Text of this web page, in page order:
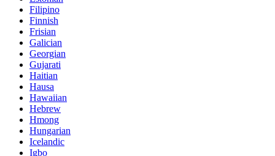
Filipino
Finnish
Frisian
Galician
Georgian
Gujarati
Haitian
Hausa
Hawaiian
Hebrew
Hmong
Hungarian
Icelandic
Igbo